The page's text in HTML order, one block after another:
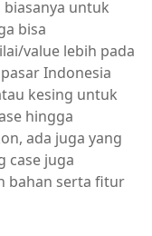
untuk
bisa
value lebih pada
Indonesia
kesing untuk
hingga
ada juga yang
case juga
bahan serta fitur